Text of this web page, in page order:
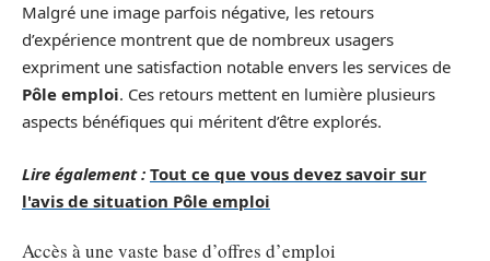
Malgré une image parfois négative, les retours
d’expérience montrent que de nombreux usagers
expriment une satisfaction notable envers les services de
Pôle emploi. Ces retours mettent en lumière plusieurs
aspects bénéfiques qui méritent d’être explorés.
Lire également : Tout ce que vous devez savoir sur
l'avis de situation Pôle emploi
Accès à une vaste base d’offres d’emploi